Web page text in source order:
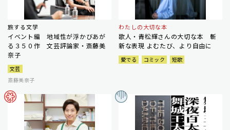
旅する文学
イベント編 地域性が浮かびあが
る３５０作 文芸評論家・斎藤美
奈子
文芸
斎藤美奈子
わたしの大切な本
歌人・青松輝さんの大切な本 斬
新な表現 よむたび、より自由に
愛でる コミック 短歌